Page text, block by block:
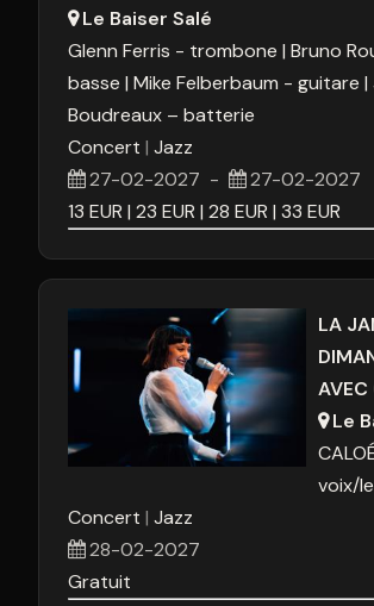
Le Baiser Salé
Glenn Ferris - trombone Bruno
basse Mike Felberbaum - guitare
Boudreaux – batterie
Concert Jazz
27-02-2027 -
27-02-2027
13 EUR 23 EUR 28 EUR 33 EUR
LA
AVEC
Le
voix/
Concert Jazz
28-02-2027
Gratuit